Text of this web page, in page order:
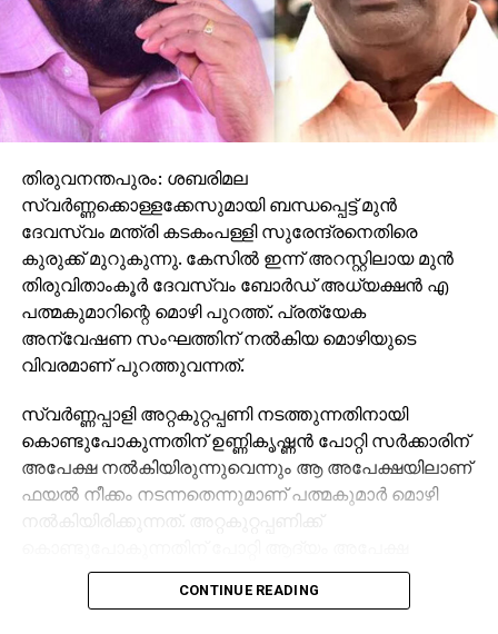
തിരുവനന്തപുരം: ശബരിമല
സ്വര്‍ണ്ണക്കൊള്ളക്കേസുമായി ബന്ധപ്പെട്ട് മുന്‍
ദേവസ്വം മന്ത്രി കടകംപള്ളി സുരേന്ദ്രനെതിരെ
കുരുക്ക് മുറുകുന്നു. കേസില്‍ ഇന്ന് അറസ്റ്റിലായ മുന്‍
തിരുവിതാംകൂര്‍ ദേവസ്വം ബോര്‍ഡ് അധ്യക്ഷന്‍ എ
പത്മകുമാറിന്റെ മൊഴി പുറത്ത്. പ്രത്യേക
അന്വേഷണ സംഘത്തിന് നല്‍കിയ മൊഴിയുടെ
വിവരമാണ് പുറത്തുവന്നത്.
സ്വര്‍ണ്ണപ്പാളി അറ്റകുറ്റപ്പണി നടത്തുന്നതിനായി
കൊണ്ടുപോകുന്നതിന് ഉണ്ണികൃഷ്ണന്‍ പോറ്റി സര്‍ക്കാരിന്
അപേക്ഷ നല്‍കിയിരുന്നുവെന്നും ആ അപേക്ഷയിലാണ്
ഫയല്‍ നീക്കം നടന്നതെന്നുമാണ് പത്മകുമാര്‍ മൊഴി
നല്‍കിയിരിക്കുന്നത്. അറ്റകുറ്റപ്പണിക്ക്
നല്‍കിയത് സേര്‍ക്കാരിനാണെന്നാണ് മൊഴിയില്‍
പറയുന്നത്. ആ അപേക്ഷയാണ് ദേവസ്വം
CONTINUE READING